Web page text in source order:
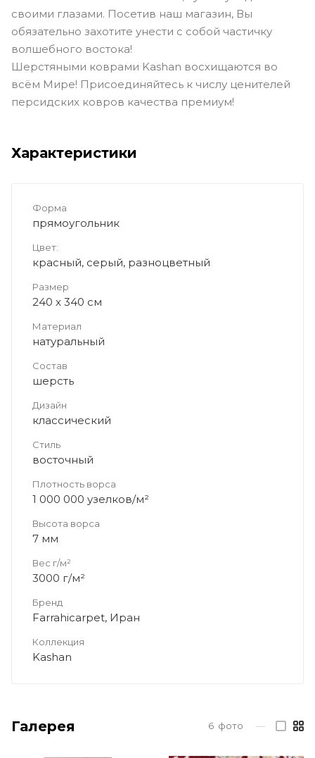
своими глазами. Посетив наш магазин, Вы
обязательно захотите унести с собой частичку
волшебного востока!
Шерстяными коврами Kashan восхищаются во
всём Мире! Присоединяйтесь к числу ценителей
персидских ковров качества премиум!
Характеристики
Форма
прямоугольник
Цвет:
красный, серый, разноцветный
Размер
240 x 340 см
Материал
натуральный
Состав
шерсть
Дизайн
классический
Стиль
восточный
Плотность ворса
1 000 000 узелков/м²
Высота ворса
7 мм
Вес г/м²
3000 г/м²
Бренд
Farrahicarpet, Иран
Коллекция
Kashan
Галерея 6 фото —